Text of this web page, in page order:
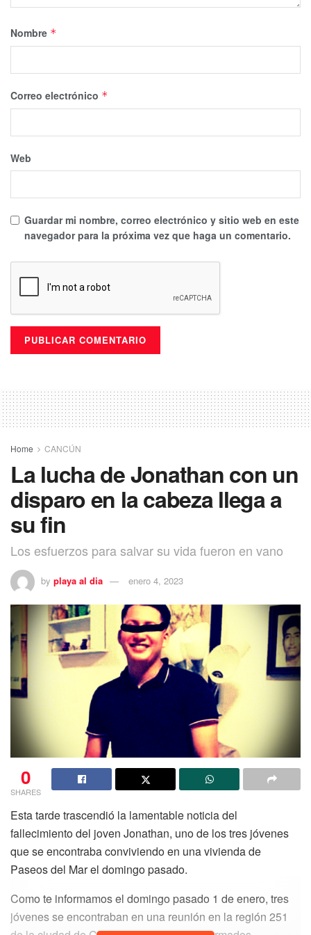
Nombre *
Correo electrónico *
Web
Guardar mi nombre, correo electrónico y sitio web en este
navegador para la próxima vez que haga un comentario.
Home CANCÚN
La lucha de Jonathan con un
disparo en la cabeza llega a
su fin
Los esfuerzos para salvar su vida fueron en vano
by playa al dia enero 4, 2023
0
SHARES
Esta tarde trascendió la lamentable noticia del
fallecimiento del joven Jonathan, uno de los tres jóvenes
que se encontraba conviviendo en una vivienda de
Paseos del Mar el domingo pasado.
Como te informamos el domingo pasado 1 de enero, tres
jóvenes se encontraban en una reunión en la región 251